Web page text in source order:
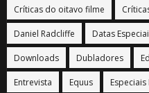
Críticas do oitavo filme
Daniel Radcliffe Datas
Downloads Dubladores
Entrevista Equus